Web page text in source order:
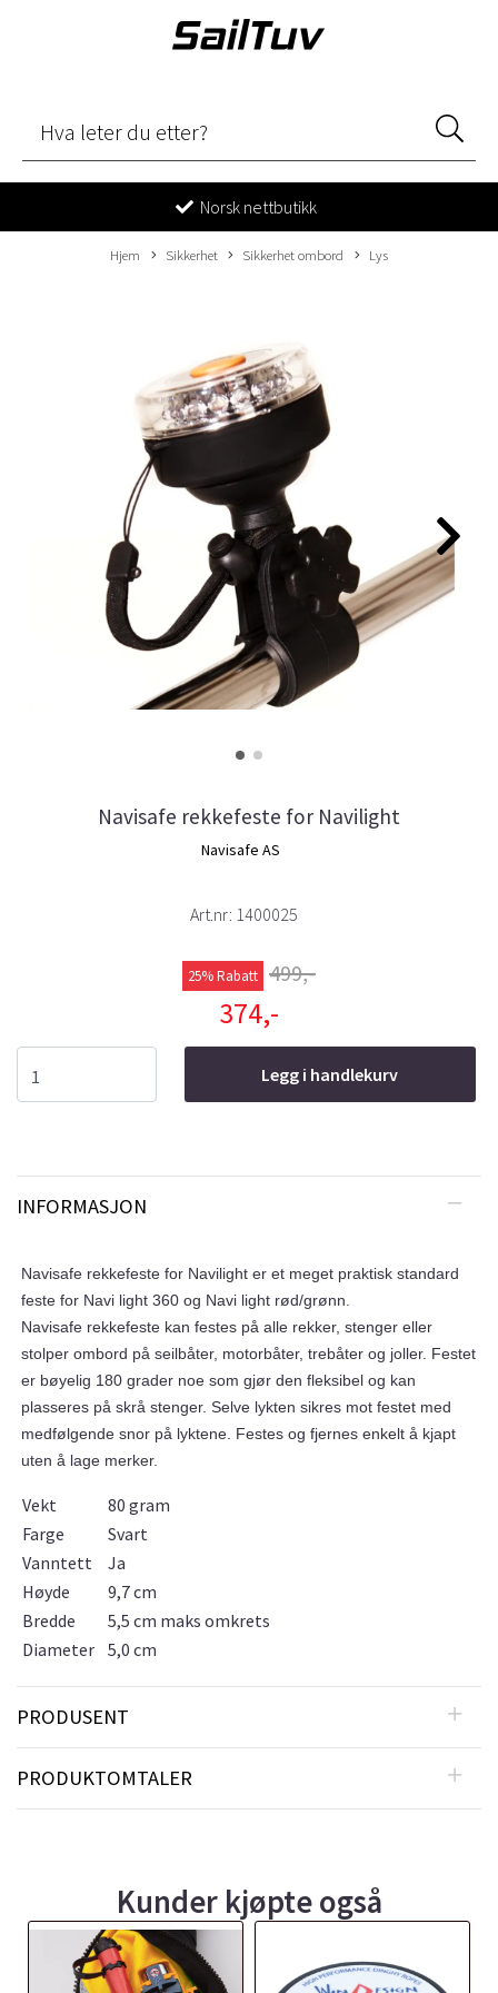
Norsk nettbutikk
Hjem Sikkerhet Sikkerhet ombord Lys
Navisafe rekkefeste for Navilight
Navisafe AS
Art.nr: 1400025
25% Rabatt 499,-
374,-
Legg i handlekurv
INFORMASJON
Navisafe rekkefeste for Navilight er et meget praktisk standard
feste for Navi light 360 og Navi light rød/grønn.
Navisafe rekkefeste kan festes på alle rekker, stenger eller
stolper ombord på seilbåter, motorbåter, trebåter og joller. Festet
er bøyelig 180 grader noe som gjør den fleksibel og kan
plasseres på skrå stenger. Selve lykten sikres mot festet med
medfølgende snor på lyktene. Festes og fjernes enkelt å kjapt
uten å lage merker.
Vekt
80 gram
Farge
Svart
Vanntett Ja
Høyde
9,7 cm
Bredde
5,5 cm maks omkrets
Diameter 5,0 cm
PRODUSENT
PRODUKTOMTALER
Kunder kjøpte også